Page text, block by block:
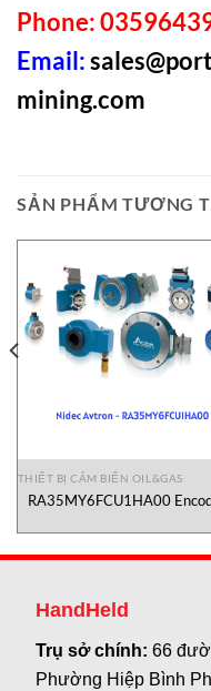
Phone:
Email:
mining.com
SẢN PHẨM TƯƠNG
THIẾT BỊ CẢM BIẾN OIL&GAS
RA35MY6FCU1HA00
HandHeld
Trụ sở chính:66
Phường Hiệp Bình